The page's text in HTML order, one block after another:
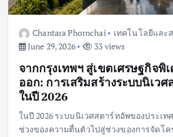
Chantara Phornchai
เทคโนโลยีและ
June 29, 2026
33 views
จากกรุงเทพฯ สู่เขตเศรษฐกิจพิ
ออก: การเสริมสร้างระบบนิเว
ในปี 2026
ในปี 2026 ระบบนิเวศสตาร์ทอัพของประเท
ช่วงของความตื่นตัวไปสู่ช่วงของการจัดโค